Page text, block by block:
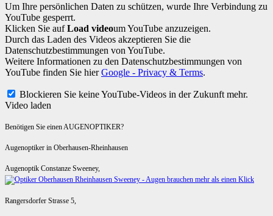
Um Ihre persönlichen Daten zu schützen, wurde Ihre Verbindung zu
YouTube gesperrt.
Klicken Sie aufLoad videoum YouTube anzuzeigen.
Durch das Laden des Videos akzeptieren Sie die
Datenschutzbestimmungen von YouTube.
Weitere Informationen zu den Datenschutzbestimmungen von
YouTube finden Sie hierGoogle - Privacy & Terms.
Blockieren Sie keine YouTube-Videos in der Zukunft mehr.
Video laden
Benötigen Sie einen AUGENOPTIKER?
Augenoptiker in Oberhausen-Rheinhausen
Augenoptik Constanze Sweeney,
Rangersdorfer Strasse 5,